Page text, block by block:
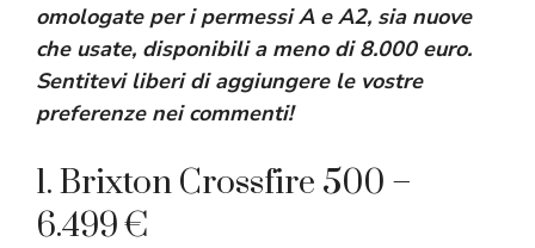
omologate per i permessi A e A2, sia nuove
che usate, disponibili a meno di 8.000 euro.
Sentitevi liberi di aggiungere le vostre
preferenze nei commenti!
1. Brixton Crossfire 500 –
6.499 €